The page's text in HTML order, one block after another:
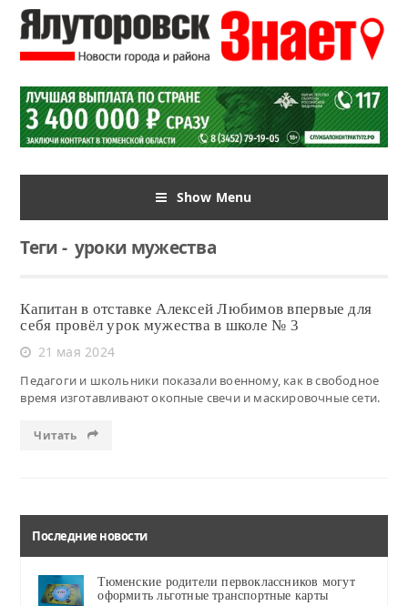
Show Menu
Теги-уроки мужества
Капитан в отставке Алексей Любимов впервые для
себя провёл урок мужества в школе № 3
21 мая 2024
Педагоги и школьники показали военному, как в свободное
время изготавливают окопные свечи и маскировочные сети.
Читать
Последние новости
Тюменские родители первоклассников могут
оформить льготные транспортные карты